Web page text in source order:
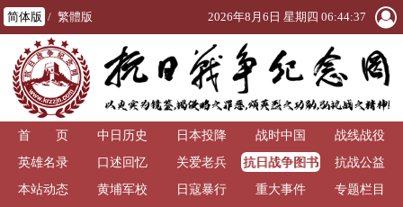
简体版 / 繁體版 2026年8月6日 星期四 06:44:39
首 页 中日历史 日本投降 战时中国
战线战役
英雄名录
口述回忆 关爱老兵
抗日战争图书
馆
抗战公益
本站动态
黄埔军校 日寇暴行 重大事件
专题栏目